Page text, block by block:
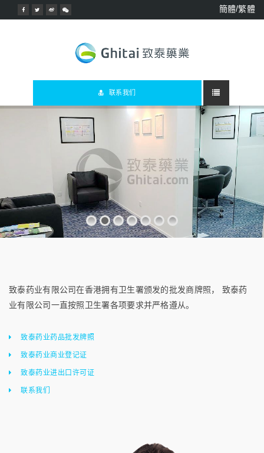
簡體/繁體
联系我们
致泰药业有限公司在香港拥有卫生署颁发的批发商牌照， 致泰药
业有限公司一直按照卫生署各项要求并严格遵从。
致泰药业药品批发牌照
致泰药业商业登记证
致泰药业进出口许可证
联系我们